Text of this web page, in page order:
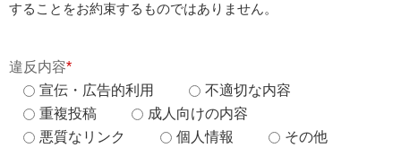
することをお約束するものではありません。
違反内容*
宣伝・広告的利用
不適切な内容
重複投稿
成人向けの内容
悪質なリンク
個人情報 その他